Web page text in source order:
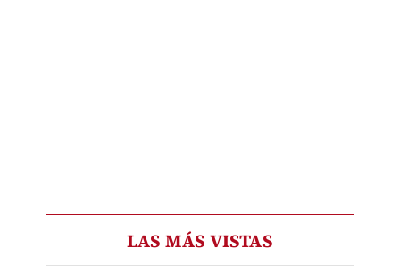
LAS MÁS VISTAS